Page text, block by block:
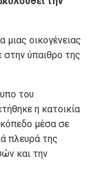
μιας οικογένειας
ύπαιθρο της
του
η κατοικία
μέσα σε
πλευρά της
και την